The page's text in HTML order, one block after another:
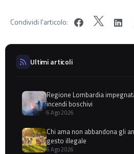
Condividi l'articolo:
Ultimi articoli
Regione Lombardia
incendi boschivi
6 Ago 2026
Chi ama non abbandona gli
gesto illegale
6 Ago 2026